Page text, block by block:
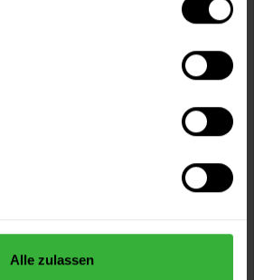
Alle zulassen
unter040 60 77 65 23